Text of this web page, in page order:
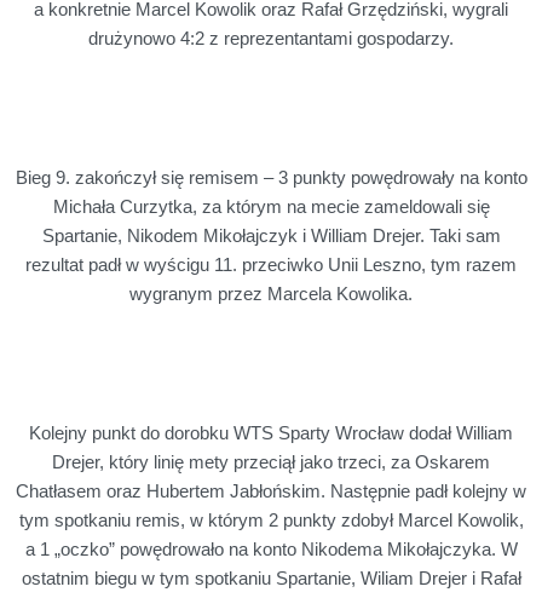
a konkretnie Marcel Kowolik oraz Rafał Grzędziński, wygrali
drużynowo 4:2 z reprezentantami gospodarzy.
Bieg 9. zakończył się remisem – 3 punkty powędrowały na konto
Michała Curzytka, za którym na mecie zameldowali się
Spartanie, Nikodem Mikołajczyk i William Drejer. Taki sam
rezultat padł w wyścigu 11. przeciwko Unii Leszno, tym razem
wygranym przez Marcela Kowolika.
Kolejny punkt do dorobku WTS Sparty Wrocław dodał William
Drejer, który linię mety przeciął jako trzeci, za Oskarem
Chatłasem oraz Hubertem Jabłońskim. Następnie padł kolejny w
tym spotkaniu remis, w którym 2 punkty zdobył Marcel Kowolik,
a 1 „oczko” powędrowało na konto Nikodema Mikołajczyka. W
ostatnim biegu w tym spotkaniu Spartanie, Wiliam Drejer i Rafał